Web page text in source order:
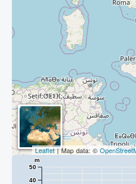
Leaflet| Map data: ©
40
50
m